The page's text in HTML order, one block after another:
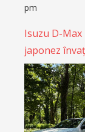
pm
Isuzu D-Max
japonez